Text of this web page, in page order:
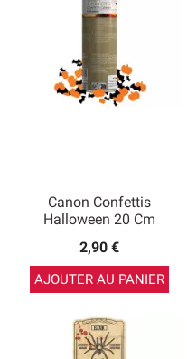
Canon Confettis
Halloween 20 Cm
2,90 €
AJOUTER AU PANIER